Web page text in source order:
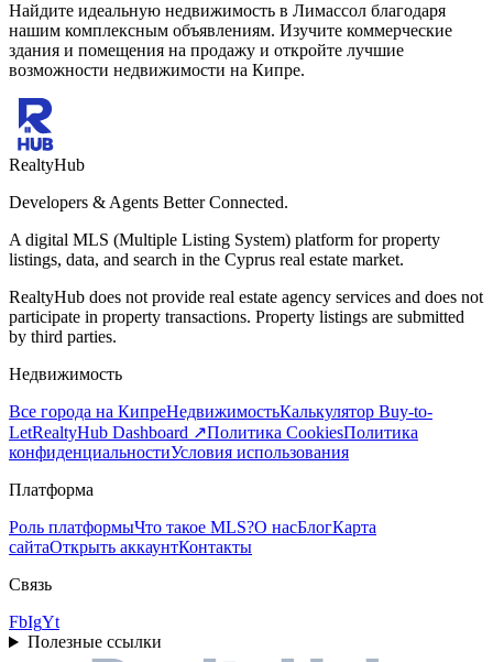
Найдите идеальную недвижимость в Лимассол благодаря
нашим комплексным объявлениям. Изучите коммерческие
здания и помещения на продажу и откройте лучшие
возможности недвижимости на Кипре.
RealtyHub
Developers & Agents Better Connected.
A digital MLS (Multiple Listing System) platform for property
listings, data, and search in the Cyprus real estate market.
RealtyHub does not provide real estate agency services and does not
participate in property transactions. Property listings are submitted
by third parties.
Недвижимость
Все города на КипреНедвижимостьКалькулятор Buy-to-
LetRealtyHub Dashboard ↗Политика CookiesПолитика
конфиденциальностиУсловия использования
Платформа
Роль платформыЧто такое MLS?О насБлогКарта
сайтаОткрыть аккаунтКонтакты
Связь
FbIgYt
Полезные ссылки